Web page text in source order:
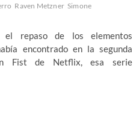
Raven Metzner Simone
el repaso de los elementos
encontrado en la segunda
Fist de Netflix, esa serie